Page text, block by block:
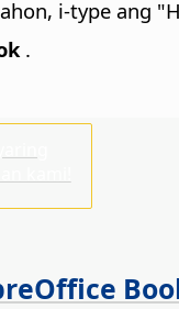
i-type ang
.